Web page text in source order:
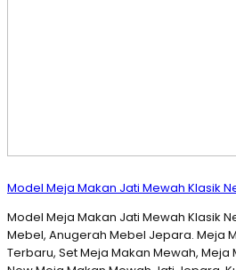
Model Meja Makan Jati Mewah Klasik
Model Meja Makan Jati Mewah Klasik
Mebel, Anugerah Mebel Jepara. Meja
Terbaru, Set Meja Makan Mewah, Meja